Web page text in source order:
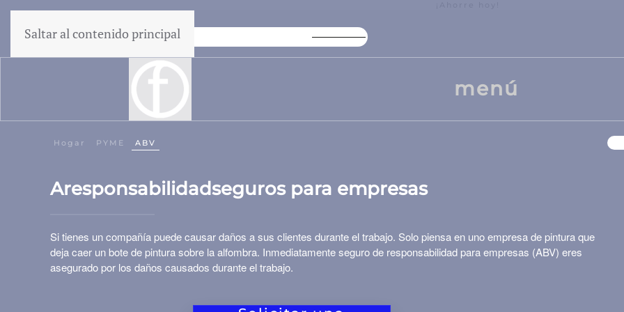
Saltar al contenido principalGarantía de precio más bajo
menú
Hogar PYME ABV
Aresponsabilidadseguros para empresas
Si tienes uncompañía puede causar daños a sus clientes durante el trabajo. Solo piensa en unoempresa de pinturaque
deja caer un bote de pintura sobre la alfombra. Inmediatamenteseguro de responsabilidad para empresas (ABV) eres
asegurado por los daños causados ​​durante el trabajo.